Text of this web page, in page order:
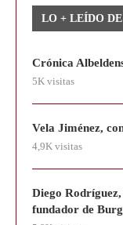
LO + LEÍDO
Crónica
5K visitas
Vela Jiménez,
4,9K visitas
Diego
fundador de